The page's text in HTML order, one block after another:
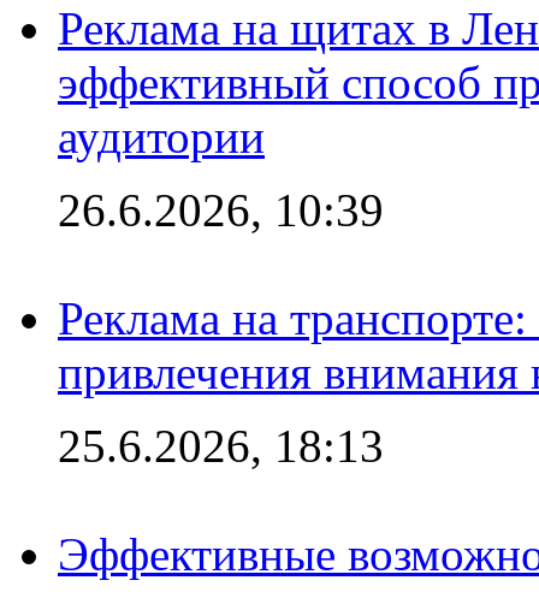
Реклама на щитах в
эффективный способ
аудитории
26.6.2026, 10:39
Реклама на
привлечения внимания
25.6.2026, 18:13
Эффективные